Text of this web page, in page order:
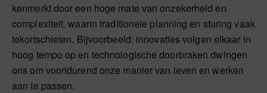
kenmerkt door een hoge mate van onzekerheid en
complexiteit, waarin traditionele planning en sturing vaak
tekortschieten. Bijvoorbeeld: innovaties volgen elkaar in
hoog tempo op en technologische doorbraken dwingen
ons om voortdurend onze manier van leven en werken
aan te passen.